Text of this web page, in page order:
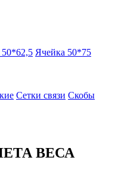
50*62,5 Ячейка 50*75
Сетки связи Скобы
ВЕСА